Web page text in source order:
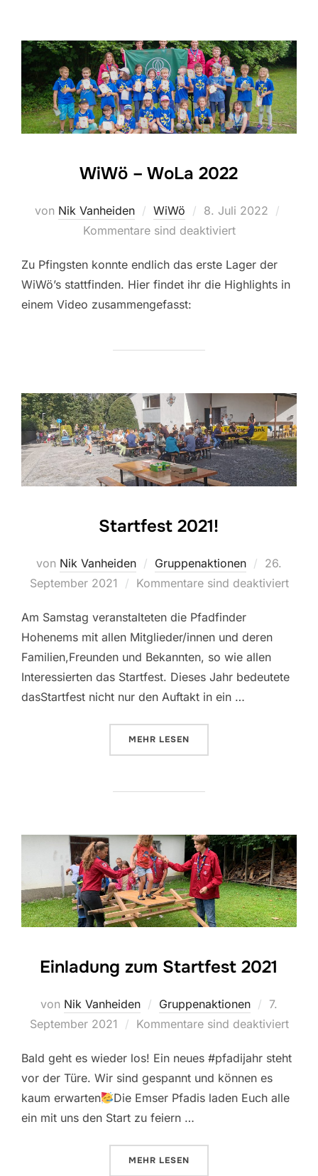
WiWö – WoLa 2022
von Nik Vanheiden WiWö
Veröffentlicht
am
8. Juli 2022
Kommentare sind deaktiviert
Zu Pfingsten konnte endlich das erste Lager der
WiWö’s stattfinden. Hier findet ihr die Highlights in
einem Video zusammengefasst:
Startfest 2021!
von Nik Vanheiden Gruppenaktionen
am
26.
September 2021
Kommentare sind deaktiviert
Am Samstag veranstalteten die Pfadfinder
Hohenems mit allen Mitglieder/innen und deren
Familien,Freunden und Bekannten, so wie allen
Interessierten das Startfest. Dieses Jahr bedeutete
dasStartfest nicht nur den Auftakt in ein …
MEHR ÜBER “STARTFEST 2021!”
LESEN
Einladung zum Startfest 2021
von Nik Vanheiden Gruppenaktionen
am
7.
September 2021
Kommentare sind deaktiviert
Bald geht es wieder los! Ein neues #pfadijahr steht
vor der Türe. Wir sind gespannt und können es
kaum erwarten
Die Emser Pfadis laden Euch alle
ein mit uns den Start zu feiern …
MEHR ÜBER “EINLADUNG ZUM
LESEN